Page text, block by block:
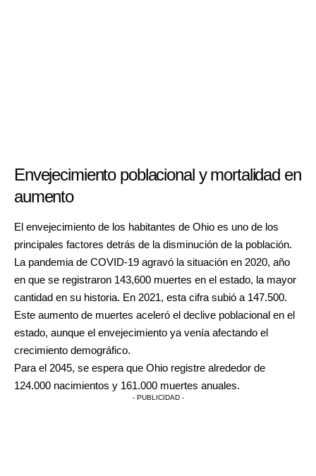
Envejecimiento poblacional y mortalidad en
aumento
El envejecimiento de los habitantes de Ohio es uno de los
principales factores detrás de la disminución de la población.
La pandemia de COVID-19 agravó la situación en 2020, año
en que se registraron 143,600 muertes en el estado, la mayor
cantidad en su historia. En 2021, esta cifra subió a 147.500.
Este aumento de muertes aceleró el declive poblacional en el
estado, aunque el envejecimiento ya venía afectando el
crecimiento demográfico.
Para el 2045, se espera que Ohio registre alrededor de
124.000 nacimientos y 161.000 muertes anuales.
- PUBLICIDAD -